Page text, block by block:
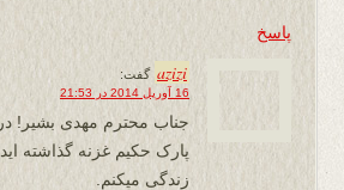
پاسخ
azizi گفت:
16 آوریل 2014 در 21:53
جناب محترم مهدی بشیر! در
زندگی میکنم.